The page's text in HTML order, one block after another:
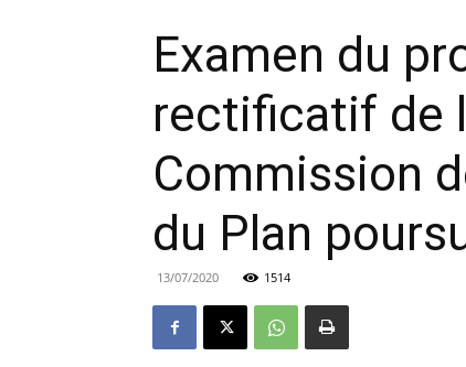
Examen du
rectificatif de
Commission
du Plan
13/07/2020 1514